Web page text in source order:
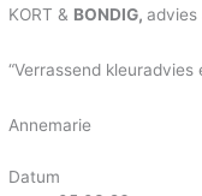
KORT & BONDIG,advies
“Verrassend
Annemarie
Datum